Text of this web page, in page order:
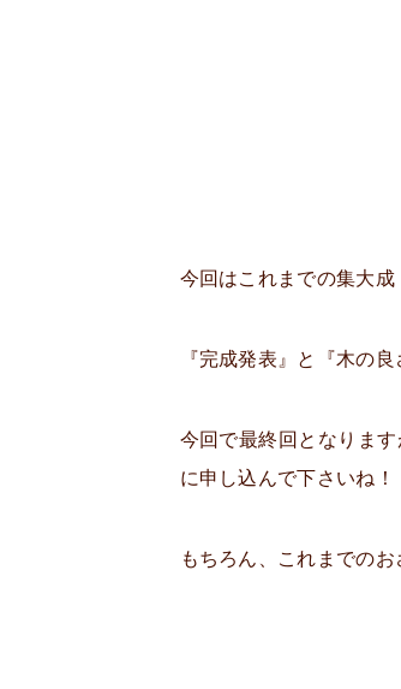
今回はこれまでの集大成
『完成発表』と『木の
今回で最終回となりま
に申し込んで下さいね！
もちろん、これまでの